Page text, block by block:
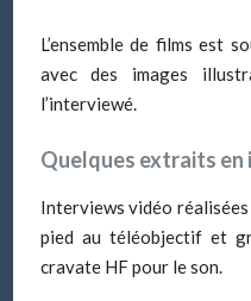
L’ensemble de films est
avec des images
l’interviewé.
Quelques extraits en
Interviews vidéo
pied au téléobjectif et
cravate HF pour le son.